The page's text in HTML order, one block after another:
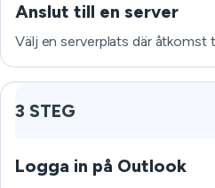
Anslut till en server
Välj en serverplats där åtkomst
3 STEG
Logga in på Outlook